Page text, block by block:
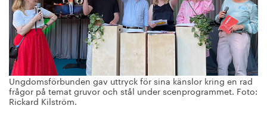
Ungdomsförbunden gav uttryck för sina känslor kring en rad
frågor på temat gruvor och stål underscenprogrammet. Foto:
Rickard Kilström.